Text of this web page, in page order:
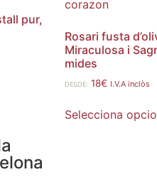
pur,
Rosari fusta
Miraculosa i
mides
DESDE: 18€ I.V.A inclòs
Selecciona